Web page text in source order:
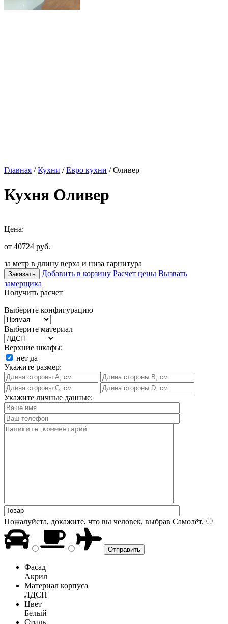
Главная /Кухни /Евро кухни / Оливер
Кухня Оливер
Цена:
от 40724 руб.
за метр в длину верха и низа гарнитура
Заказать Добавить в корзину Расчет цены Вызвать
замерщика
Получить расчет
Выберите конфигурацию
Выберите материал
Верхние шкафы:
нет да
Укажите размер:
Укажите личные данные:
Пожалуйста, докажите, что вы человек, выбрав Самолёт.
Фасад
Акрил
Материал корпуса
ЛДСП
Цвет
Белый
Стиль